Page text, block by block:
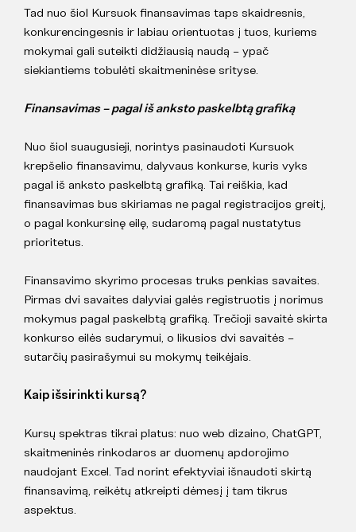
Tad nuo šiol Kursuok finansavimas taps skaidresnis,
konkurencingesnis ir labiau orientuotas į tuos, kuriems
mokymai gali suteikti didžiausią naudą – ypač
siekiantiems tobulėti skaitmeninėse srityse.
Finansavimas – pagal iš anksto paskelbtą grafiką
Nuo šiol suaugusieji, norintys pasinaudoti Kursuok
krepšelio finansavimu, dalyvaus konkurse, kuris vyks
pagal iš anksto paskelbtą grafiką. Tai reiškia, kad
finansavimas bus skiriamas ne pagal registracijos greitį,
o pagal konkursinę eilę, sudaromą pagal nustatytus
prioritetus.
Finansavimo skyrimo procesas truks penkias savaites.
Pirmas dvi savaites dalyviai galės registruotis į norimus
mokymus pagal paskelbtą grafiką. Trečioji savaitė skirta
konkurso eilės sudarymui, o likusios dvi savaitės –
sutarčių pasirašymui su mokymų teikėjais.
Kaip išsirinkti kursą?
Kursų spektras tikrai platus: nuo web dizaino, ChatGPT,
skaitmeninės rinkodaros ar duomenų apdorojimo
naudojant Excel. Tad norint efektyviai išnaudoti skirtą
finansavimą, reikėtų atkreipti dėmesį į tam tikrus
aspektus.